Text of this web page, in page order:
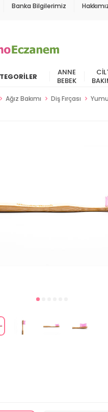
Banka Bilgilerimiz
ANNE
BEBEK
Ağız Bakımı Diş Fırçası